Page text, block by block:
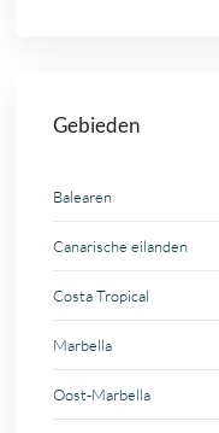
Gebieden
Balearen
Canarische eilanden
Costa Tropical
Marbella
Oost-Marbella